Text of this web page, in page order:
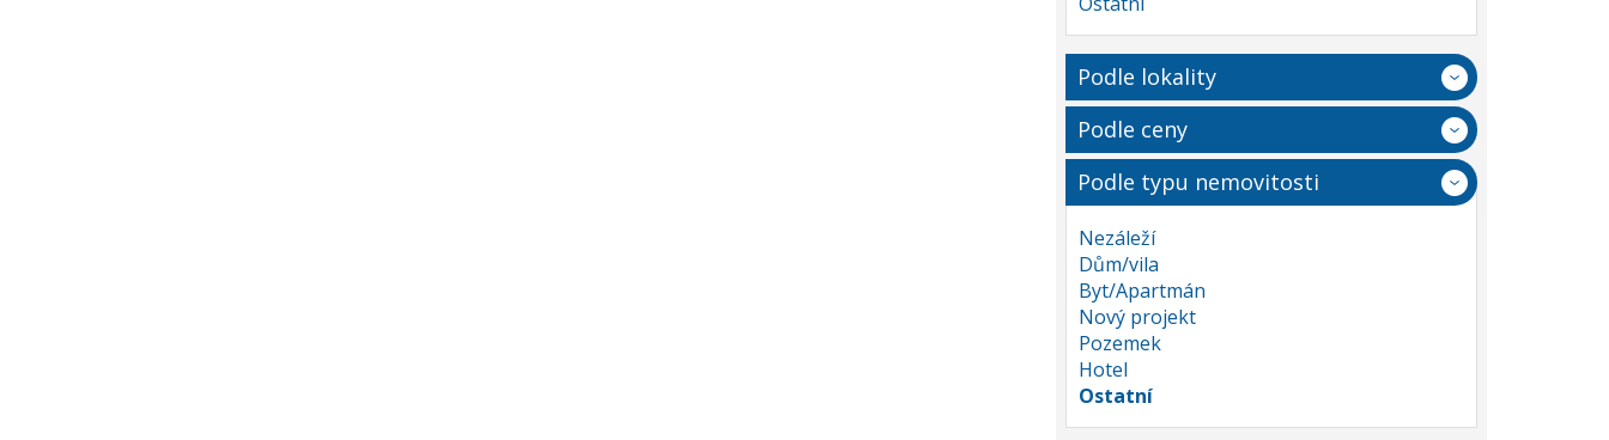
Podle lokality
Podle ceny
Podle typu nemovitosti
Nezáleží
Dům/vila
Byt/Apartmán
Nový projekt
Pozemek
Hotel
Ostatní